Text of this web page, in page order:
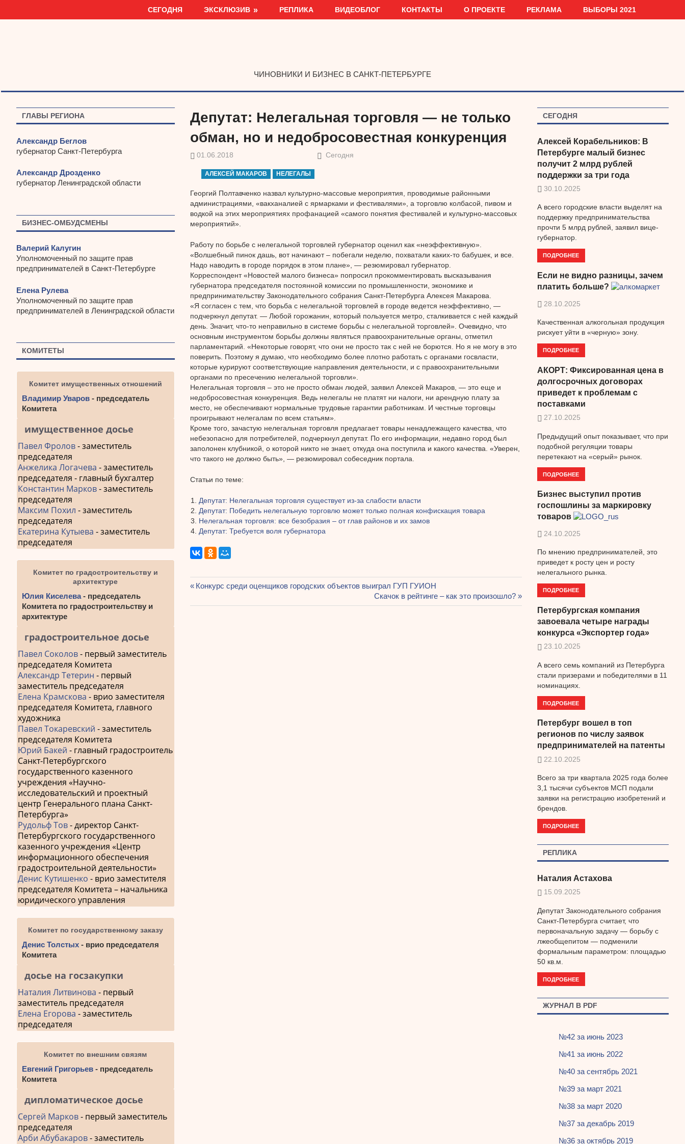
СЕГОДНЯ ЭКСКЛЮЗИВ РЕПЛИКА ВИДЕОБЛОГ КОНТАКТЫ О ПРОЕКТЕ РЕКЛАМА ВЫБОРЫ 2021
ЧИНОВНИКИ И БИЗНЕС В САНКТ-ПЕТЕРБУРГЕ
Депутат: Нелегальная торговля — не только
обман, но и недобросовестная конкуренция
01.06.2018 Сегодня
АЛЕКСЕЙ МАКАРОВ НЕЛЕГАЛЫ
Георгий Полтавченко назвал культурно-массовые мероприятия, проводимые районными
администрациями, «вакханалией с ярмарками и фестивалями», а торговлю колбасой, пивом и
водкой на этих мероприятиях профанацией «самого понятия фестивалей и культурно-массовых
мероприятий».
Работу по борьбе с нелегальной торговлей губернатор оценил как «неэффективную».
«Волшебный пинок дашь, вот начинают – побегали неделю, похватали каких-то бабушек, и все.
Надо наводить в городе порядок в этом плане», — резюмировал губернатор.
Корреспондент «Новостей малого бизнеса» попросил прокомментировать высказывания
губернатора председателя постоянной комиссии по промышленности, экономике и
предпринимательству Законодательного собрания Санкт-Петербурга Алексея Макарова.
«Я согласен с тем, что борьба с нелегальной торговлей в городе ведется неэффективно, —
подчеркнул депутат. — Любой горожанин, который пользуется метро, сталкивается с ней каждый
день. Значит, что-то неправильно в системе борьбы с нелегальной торговлей». Очевидно, что
основным инструментом борьбы должны являться правоохранительные органы, отметил
парламентарий. «Некоторые говорят, что они не просто так с ней не борются. Но я не могу в это
поверить. Поэтому я думаю, что необходимо более плотно работать с органами госвласти,
которые курируют соответствующие направления деятельности, и с правоохранительными
органами по пресечению нелегальной торговли».
Нелегальная торговля – это не просто обман людей, заявил Алексей Макаров, — это еще и
недобросовестная конкуренция. Ведь нелегалы не платят ни налоги, ни арендную плату за
место, не обеспечивают нормальные трудовые гарантии работникам. И честные торговцы
проигрывают нелегалам по всем статьям».
Кроме того, зачастую нелегальная торговля предлагает товары ненадлежащего качества, что
небезопасно для потребителей, подчеркнул депутат. По его информации, недавно город был
заполонен клубникой, о которой никто не знает, откуда она поступила и какого качества. «Уверен,
что такого не должно быть», — резюмировал собеседник портала.
Статьи по теме:
Депутат: Нелегальная торговля существует из-за слабости власти
Депутат: Победить нелегальную торговлю может только полная конфискация товара
Нелегальная торговля: все безобразия – от глав районов и их замов
Депутат: Требуется воля губернатора
Предыдущая
Конкурс среди оценщиков городских объектов выиграл ГУП ГУИОН
Следующая
запись:
Скачок в рейтинге – как это произошло?
ГЛАВЫ РЕГИОНА
Александр Беглов
губернатор Санкт-Петербурга
Александр Дрозденко
губернатор Ленинградской области
БИЗНЕС-ОМБУДСМЕНЫ
Валерий Калугин
Уполномоченный по защите прав
предпринимателей в Санкт-Петербурге
Елена Рулева
Уполномоченный по защите прав
предпринимателей в Ленинградской области
КОМИТЕТЫ
Комитет имущественных отношений
Владимир Уваров - председатель
Комитета
имущественное досье
Павел Фролов- заместитель
председателя
Анжелика Логачева - заместитель
председателя - главный бухгалтер
Константин Марков- заместитель
председателя
Максим Похил - заместитель
председателя
Екатерина Кутыева - заместитель
председателя
Комитет по градостроительству и
архитектуре
Юлия Киселева- председатель
Комитета по градостроительству и
архитектуре
градостроительное досье
Павел Соколов- первый заместитель
председателя Комитета
Александр Тетерин - первый
заместитель председателя
Елена Крамскова - врио заместителя
председателя Комитета, главного
художника
Павел Токаревский - заместитель
председателя Комитета
Юрий Бакей - главный градостроитель
Санкт-Петербургского
государственного казенного
учреждения «Научно-
исследовательский и проектный
центр Генерального плана Санкт-
Петербурга»
Рудольф Тов- директор Санкт-
Петербургского государственного
казенного учреждения «Центр
информационного обеспечения
градостроительной деятельности»
Денис Кутишенко - врио заместителя
председателя Комитета – начальника
юридического управления
Комитет по государственному заказу
Денис Толстых - врио председателя
Комитета
досье на госзакупки
Наталия Литвинова - первый
заместитель председателя
Елена Егорова - заместитель
председателя
Комитет по внешним связям
Евгений Григорьев - председатель
Комитета
дипломатическое досье
Сергей Марков- первый заместитель
председателя
Арби Абубакаров- заместитель
СЕГОДНЯ
Алексей Корабельников: В
Петербурге малый бизнес
получит 2 млрд рублей
поддержки за три года
30.10.2025
А всего городские власти выделят на
поддержку предпринимательства
прочти 5 млрд рублей, заявил вице-
губернатор.
ПОДРОБНЕЕ
Если не видно разницы, зачем
платить больше?
28.10.2025
Качественная алкогольная продукция
рискует уйти в «черную» зону.
ПОДРОБНЕЕ
АКОРТ: Фиксированная цена в
долгосрочных договорах
приведет к проблемам с
поставками
27.10.2025
Предыдущий опыт показывает, что при
подобной регуляции товары
перетекают на «серый» рынок.
ПОДРОБНЕЕ
Бизнес выступил против
госпошлины за маркировку
товаров
24.10.2025
По мнению предпринимателей, это
приведет к росту цен и росту
нелегального рынка.
ПОДРОБНЕЕ
Петербургская компания
завоевала четыре награды
конкурса «Экспортер года»
23.10.2025
А всего семь компаний из Петербурга
стали призерами и победителями в 11
номинациях.
ПОДРОБНЕЕ
Петербург вошел в топ
регионов по числу заявок
предпринимателей на патенты
22.10.2025
Всего за три квартала 2025 года более
3,1 тысячи субъектов МСП подали
заявки на регистрацию изобретений и
брендов.
ПОДРОБНЕЕ
РЕПЛИКА
Наталия Астахова
15.09.2025
Депутат Законодательного собрания
Санкт-Петербурга считает, что
первоначальную задачу — борьбу с
лжеобщепитом — подменили
формальным параметром: площадью
50 кв.м.
ПОДРОБНЕЕ
ЖУРНАЛ В PDF
№42 за июнь 2023
№41 за июнь 2022
№40 за сентябрь 2021
№39 за март 2021
№38 за март 2020
№37 за декабрь 2019
№36 за октябрь 2019